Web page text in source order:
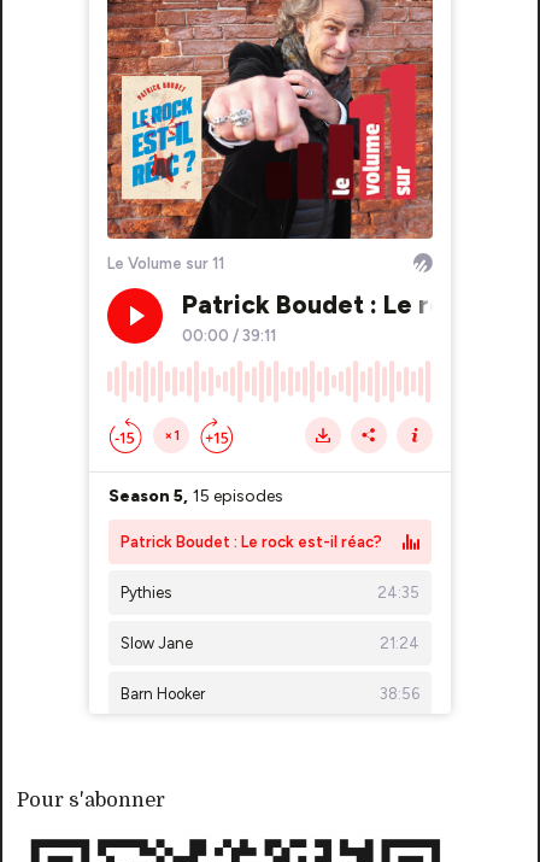
Pour s'abonner